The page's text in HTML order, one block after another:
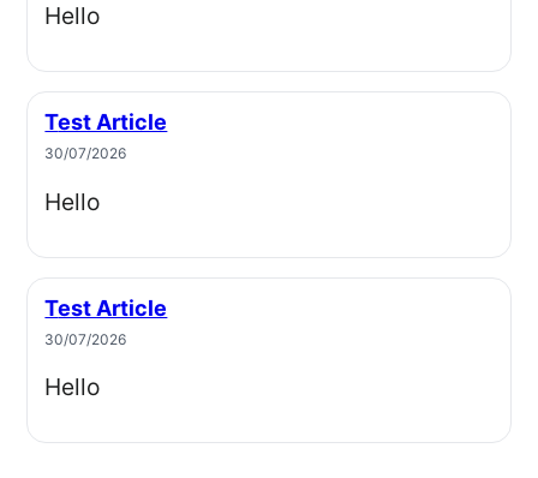
Hello
Test Article
30/07/2026
Hello
Test Article
30/07/2026
Hello